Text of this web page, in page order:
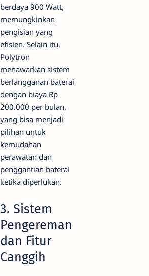
berdaya 900 Watt,
memungkinkan
pengisian yang
efisien. Selain itu,
Polytron
menawarkan sistem
berlangganan baterai
dengan biaya Rp
200.000 per bulan,
yang bisa menjadi
pilihan untuk
kemudahan
perawatan dan
penggantian baterai
ketika diperlukan.
3. Sistem
Pengereman
dan Fitur
Canggih